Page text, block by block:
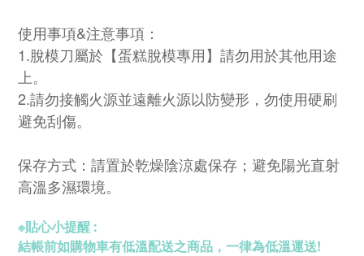
使用事項&注意事項：
1.脫模刀屬於【蛋糕脫模專用】請勿用於其他用途
上。
2.請勿接觸火源並遠離火源以防變形，勿使用硬刷
避免刮傷。
保存方式：請置於乾燥陰涼處保存；避免陽光直射
高溫多濕環境。
※貼心小提醒 :
結帳前如購物車有低溫配送之商品，一律為低溫運送!